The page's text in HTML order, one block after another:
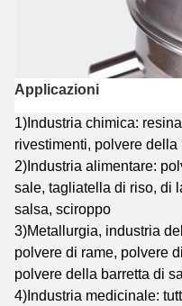
Applicazioni
1)Industria chimica:
rivestimenti, polvere
2)Industria alimentare:
sale, tagliatella di riso, di
salsa, sciroppo
3)Metallurgia, industria
polvere di rame, polvere
polvere della barretta di
4)Industria medicinale: